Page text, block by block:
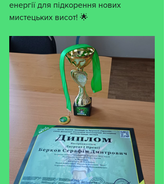
енергії для підкорення нових
мистецьких висот! 🌟